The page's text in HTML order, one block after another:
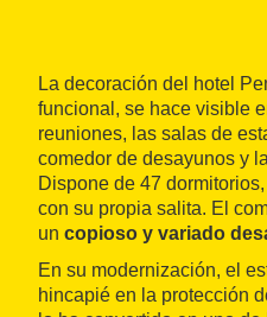
La decoración del hotel
funcional, se hace visible
reuniones, las salas de
comedor de desayunos y
Dispone de 47
con su propia salita. El
un copioso y variado
En su modernización, el
hincapié en la protección